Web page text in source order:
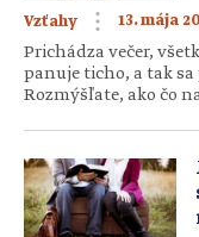
Vzťahy 13. mája
Prichádza večer,
panuje ticho, a tak
Rozmýšľate, ako čo
Nestihnete si však
chvíli sa z detskej